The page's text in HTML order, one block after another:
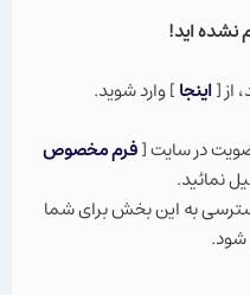
نشده ايد!
از [اينجا] وارد شويد.
در سایت [فرم مخصوص
نمائید.
به این بخش برای شما